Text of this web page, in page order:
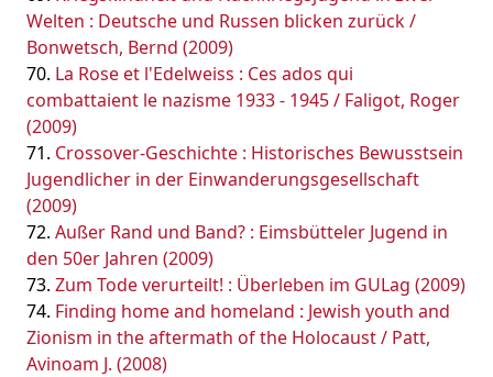
Welten : Deutsche und Russen blicken zurück /
Bonwetsch, Bernd (2009)
La Rose et l'Edelweiss : Ces ados qui
combattaient le nazisme 1933 - 1945 / Faligot, Roger
(2009)
Crossover-Geschichte : Historisches Bewusstsein
Jugendlicher in der Einwanderungsgesellschaft
(2009)
Außer Rand und Band? : Eimsbütteler Jugend in
den 50er Jahren (2009)
Zum Tode verurteilt! : Überleben im GULag (2009)
Finding home and homeland : Jewish youth and
Zionism in the aftermath of the Holocaust / Patt,
Avinoam J. (2008)